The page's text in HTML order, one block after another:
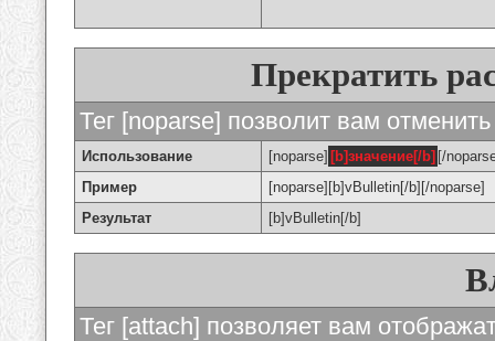
Прекратить
Тег [noparse] позволит вам
Использование [noparse] [b]значение[/b] [/
Пример
[noparse][b]vBulletin[/b][/noparse]
Результат
[b]vBulletin[/b]
Тег [attach] позволяет вам